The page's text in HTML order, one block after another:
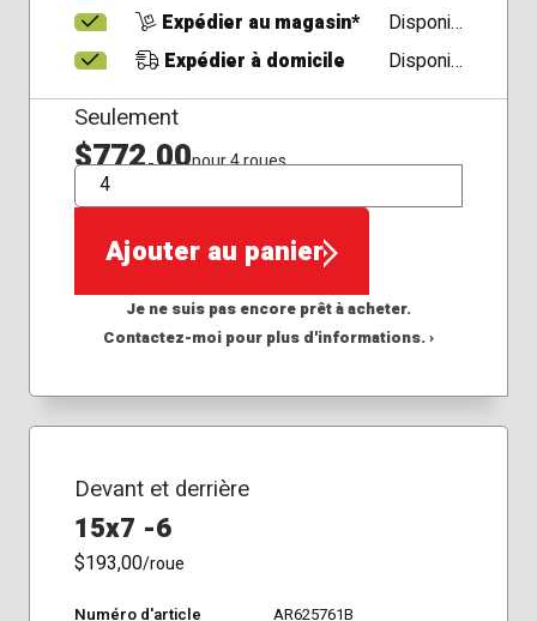
Expédier au magasin*
Disponible
Expédier à domicile
Disponible
Seulement
$772,00pour 4 roues
QTÉ
Ajouter au panier
Je ne suis pas encore prêt à acheter.
Contactez-moi pour plus d'informations. ›
Devant et derrière
15x7 -6
$193,00/roue
Numéro d'article AR625761B